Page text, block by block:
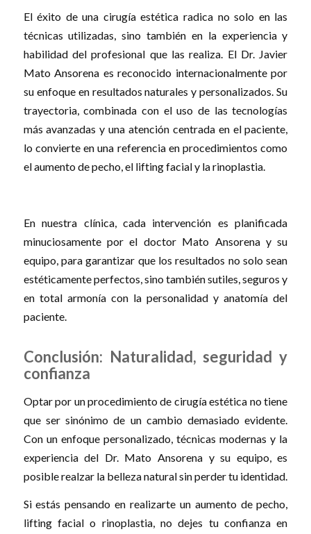
El éxito de una cirugía estética radica no solo en las
técnicas utilizadas, sino también en la experiencia y
habilidad del profesional que las realiza. El Dr. Javier
Mato Ansorena es reconocido internacionalmente por
su enfoque en resultados naturales y personalizados. Su
trayectoria, combinada con el uso de las tecnologías
más avanzadas y una atención centrada en el paciente,
lo convierte en una referencia en procedimientos como
el aumento de pecho, el lifting facial y la rinoplastia.
En nuestra clínica, cada intervención es planificada
minuciosamente por el doctor Mato Ansorena y su
equipo, para garantizar que los resultados no solo sean
estéticamente perfectos, sino también sutiles, seguros y
en total armonía con la personalidad y anatomía del
paciente.
Conclusión: Naturalidad, seguridad y
confianza
Optar por un procedimiento de cirugía estética no tiene
que ser sinónimo de un cambio demasiado evidente.
Con un enfoque personalizado, técnicas modernas y la
experiencia del Dr. Mato Ansorena y su equipo, es
posible realzar la belleza natural sin perder tu identidad.
Si estás pensando en realizarte un aumento de pecho,
lifting facial o rinoplastia, no dejes tu confianza en